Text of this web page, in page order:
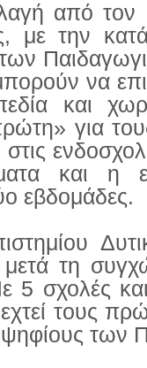
από τον
με την
των
να
και
για
και η
εβδομάδες.
μετά τη
5 σχολές
τους
των